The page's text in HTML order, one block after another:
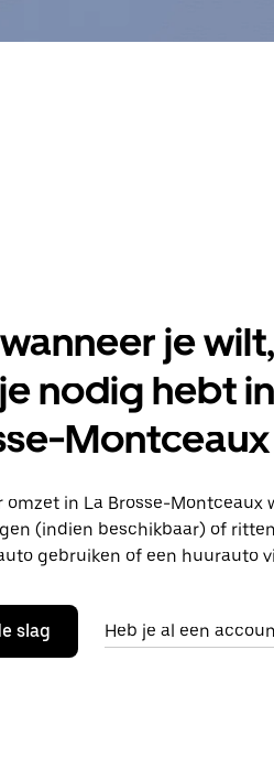
je
nodig hebt
Montceaux
omzet in La Brosse-Montceaux
(indien beschikbaar) of
gebruiken of een huurauto
slag Heb je al een